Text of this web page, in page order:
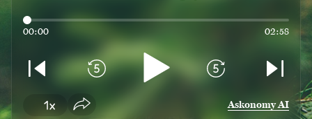
00:00 02:58
Askonomy AI